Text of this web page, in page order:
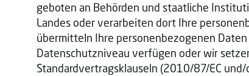
geboten an Behörden und staatliche
Landes oder verarbeiten dort Ihre
übermitteln Ihre personenbezogenen Daten
Datenschutzniveau verfügen oder wir
Standardvertragsklauseln (2010/87/EC